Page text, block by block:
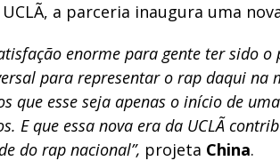
a parceria inaugura uma
enorme para gente ter sido
para representar o rap daqui na
que esse seja apenas o início de
E que essa nova era da UCLÃ
do rap nacional”, projeta China.